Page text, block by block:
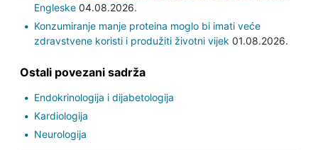
Engleske04.08.2026.
Konzumiranje manje proteina moglo bi imati veće
zdravstvene koristi i produžiti životni vijek01.08.2026.
Ostali povezani sadrža
Endokrinologija i dijabetologija
Kardiologija
Neurologija